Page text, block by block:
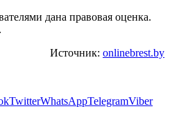
дана правовая оценка.
Источник: onlinebrest.by
TwitterWhatsAppTelegramViber